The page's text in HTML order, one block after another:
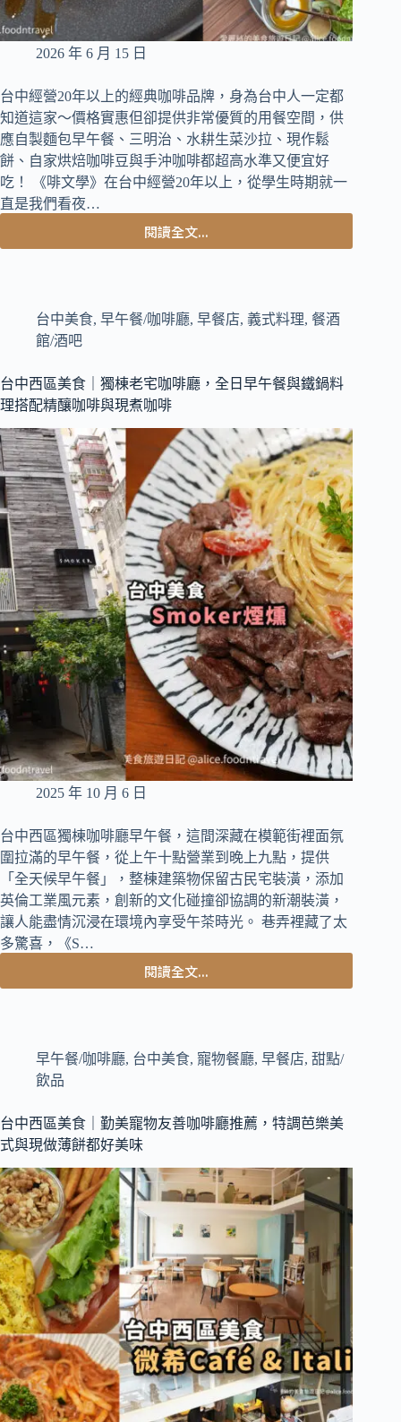
2026 年 6 月 15 日
台中經營20年以上的經典咖啡品牌，身為台中人一定都
知道這家～價格實惠但卻提供非常優質的用餐空間，供
應自製麵包早午餐、三明治、水耕生菜沙拉、現作鬆
餅、自家烘焙咖啡豆與手沖咖啡都超高水準又便宜好
吃！ 《啡文學》在台中經營20年以上，從學生時期就一
直是我們看夜…
閱讀全文...
台
美
業
多
年
不
限
時
咖
啡
廳，
自
家
烘
焙
咖
啡、
高
CP
值
早
午
餐
台中美食, 早午餐/咖啡廳, 早餐店, 義式料理, 餐酒
館/酒吧
台中西區美食｜獨棟老宅咖啡廳，全日早午餐與鐵鍋料
理搭配精釀咖啡與現煮咖啡
2025 年 10 月 6 日
台中西區獨棟咖啡廳早午餐，這間深藏在模範街裡面氛
圍拉滿的早午餐，從上午十點營業到晚上九點，提供
「全天候早午餐」，整棟建築物保留古民宅裝潢，添加
英倫工業風元素，創新的文化碰撞卻協調的新潮裝潢，
讓人能盡情沉浸在環境內享受午茶時光。 巷弄裡藏了太
多驚喜，《S…
閱讀全文...
台
美
棟
宅
咖
啡
廳，
全
日
早
餐
與
鐵
鍋
料
理
早午餐/咖啡廳, 台中美食, 寵物餐廳, 早餐店, 甜點/
飲品
台中西區美食｜勤美寵物友善咖啡廳推薦，特調芭樂美
式與現做薄餅都好美味